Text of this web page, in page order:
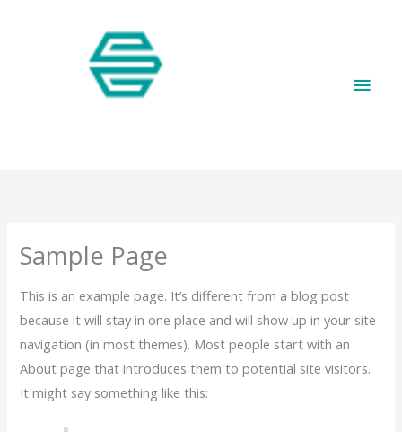
Sample Page
This is an example page. It’s different from a blog post
because it will stay in one place and will show up in your site
navigation (in most themes). Most people start with an
About page that introduces them to potential site visitors.
It might say something like this: